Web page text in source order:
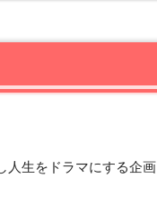
人生をドラマにする企画